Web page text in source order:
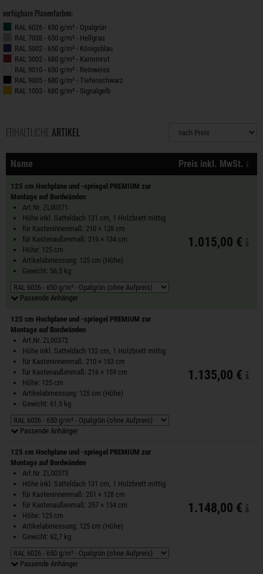
verfügbare Planenfarben:
RAL 6026 - 650 g/m² - Opalgrün
RAL 7038 - 650 g/m² - Hellgrau
RAL 5002 - 650 g/m² - Königsblau
RAL 3002 - 680 g/m² - Karminrot
RAL 9010 - 650 g/m² - Reinweiss
RAL 9005 - 680 g/m² - Tiefenschwarz
RAL 1003 - 680 g/m² - Signalgelb
ERHÄLTLICHE ARTIKEL
Sortierung
Name Preis inkl. MwSt.
125 cm Hochplane und -spriegel PREMIUM zur
Montage auf Bordwänden
Art.Nr. ZL00371
Höhe inkl. Satteldach 131 cm, 1 Holzbrett mittig
für Kasteninnenmaß: 210 × 128 cm
für Kastenaußenmaß: 216 × 134 cm
Höhe: 125 cm
Artikelabmessung: 125 cm (Höhe)
Gewicht: 56,5 kg
Passende Anhänger
1.015,00 €
125 cm Hochplane und -spriegel PREMIUM zur
Montage auf Bordwänden
Art.Nr. ZL00372
Höhe inkl. Satteldach 132 cm, 1 Holzbrett mittig
für Kasteninnenmaß: 210 × 153 cm
für Kastenaußenmaß: 216 × 159 cm
Höhe: 125 cm
Artikelabmessung: 125 cm (Höhe)
Gewicht: 61,5 kg
Passende Anhänger
1.135,00 €
125 cm Hochplane und -spriegel PREMIUM zur
Montage auf Bordwänden
Art.Nr. ZL00373
Höhe inkl. Satteldach 131 cm, 1 Holzbrett mittig
für Kasteninnenmaß: 251 × 128 cm
für Kastenaußenmaß: 257 × 134 cm
Höhe: 125 cm
Artikelabmessung: 125 cm (Höhe)
Gewicht: 62,7 kg
Passende Anhänger
1.148,00 €